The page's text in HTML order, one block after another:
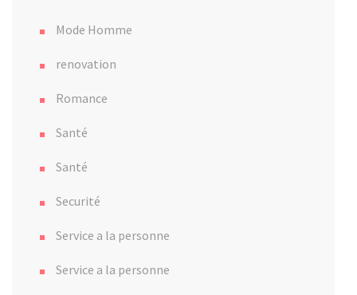
Mode Homme
renovation
Romance
Santé
Santé
Securité
Service a la personne
Service a la personne